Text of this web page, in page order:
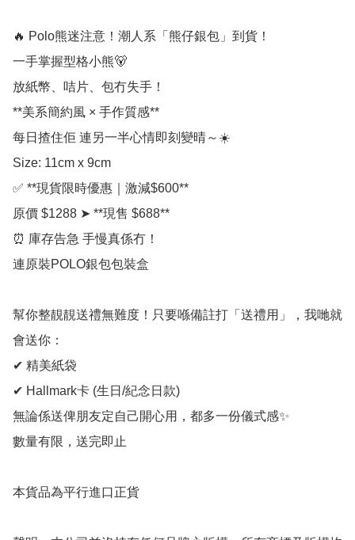
🔥 Polo熊迷注意！潮人系「熊仔銀包」到貨！
一手掌握型格小熊🐻
放紙幣、咭片、包冇失手！
**美系簡約風 × 手作質感**
每日揸住佢 連另一半心情即刻變晴～☀️
Size: 11cm x 9cm
✅ **現貨限時優惠｜激減$600**
原價 $1288 ➤ **現售 $688**
⏰ 庫存告急 手慢真係冇！
連原裝POLO銀包包裝盒
幫你整靚靚送禮無難度！只要喺備註打「送禮用」，我哋就
會送你：
✔ 精美紙袋
✔ Hallmark卡 (生日/紀念日款)
無論係送俾朋友定自己開心用，都多一份儀式感✨
數量有限，送完即止
本貨品為平行進口正貨